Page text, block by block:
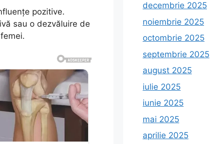
pozitive.
sau o dezvăluire de
decembrie 2025
noiembrie 2025
octombrie 2025
septembrie 2025
august 2025
iulie 2025
iunie 2025
mai 2025
aprilie 2025